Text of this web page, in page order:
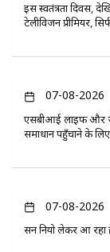
इस स्वतंत्रता दिवस,
टेलीविजन प्रीमियर,
07-08-2026
एसबीआई लाइफ और
समाधान पहुँचाने के लिए
07-08-2026
सन नियो लेकर आ रहा